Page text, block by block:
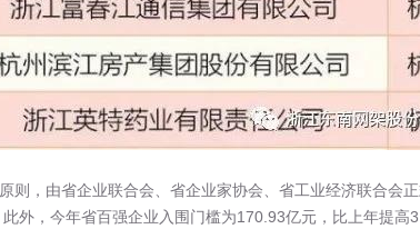
，由省企业联合会、省企业家协会、省工业经济联合会
外，今年省百强企业入围门槛为170.93亿元，比上年提高